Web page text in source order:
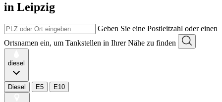
in Leipzig
Geben Sie eine Postleitzahl oder einen
Ortsnamen ein, um Tankstellen in Ihrer Nähe zu finden
diesel
Diesel E5 E10